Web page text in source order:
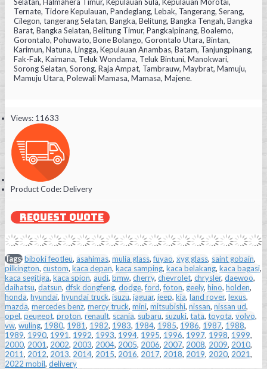
Ternate, Tidore Kepulauan, Pandeglang, Lebak, Tangerang, Serang,
Cilegon, tangerang Selatan, Bangka, Belitung, Bangka Tengah, Bangka
Barat, Bangka Selatan, Belitung Timur, Pangkalpinang, Boalemo,
Gorontalo, Pohuwato, Bone Bolango, Gorontalo Utara, Bintan,
Karimun, Natuna, Lingga, Kepulauan Anambas, Batam, Tanjungpinang,
Fak-Fak, Kaimana, Teluk Wondama, Teluk Bintuni, Manokwari,
Sorong Selatan, Sorong, Raja Ampat, Tambrauw, Maybrat, Mamuju,
Mamuju Utara, Polewali Mamasa, Mamasa, Majene.
Views: 11633
Product Code:Delivery
REQUEST QUOTE
Tags:biboki feotleu, asahimas, mulia glass,fuyao, xyg glass, saint gobain,
pilkington, custom, kaca depan, kaca samping, kaca belakang, kaca bagasi,
kaca segitiga, kaca spion, audi, bmw, cherry, chevrolet, chrysler, daewoo,
daihatsu, datsun, dfsk dongfeng, dodge,ford,foton, geely, hino, holden,
honda, hyundai, hyundai truck, isuzu, jaguar, jeep, kia, land rover, lexus,
mazda, mercedes benz, mercy truck, mini, mitsubishi, nissan, nissan ud,
opel, peugeot, proton, renault, scania, subaru, suzuki, tata, toyota, volvo,
vw, wuling, 1980, 1981, 1982, 1983, 1984, 1985, 1986, 1987, 1988,
1989, 1990, 1991, 1992, 1993, 1994, 1995, 1996, 1997, 1998, 1999,
2000, 2001, 2002, 2003, 2004, 2005, 2006, 2007, 2008, 2009, 2010,
2011, 2012, 2013, 2014, 2015, 2016, 2017, 2018, 2019, 2020, 2021,
2022 mobil, delivery